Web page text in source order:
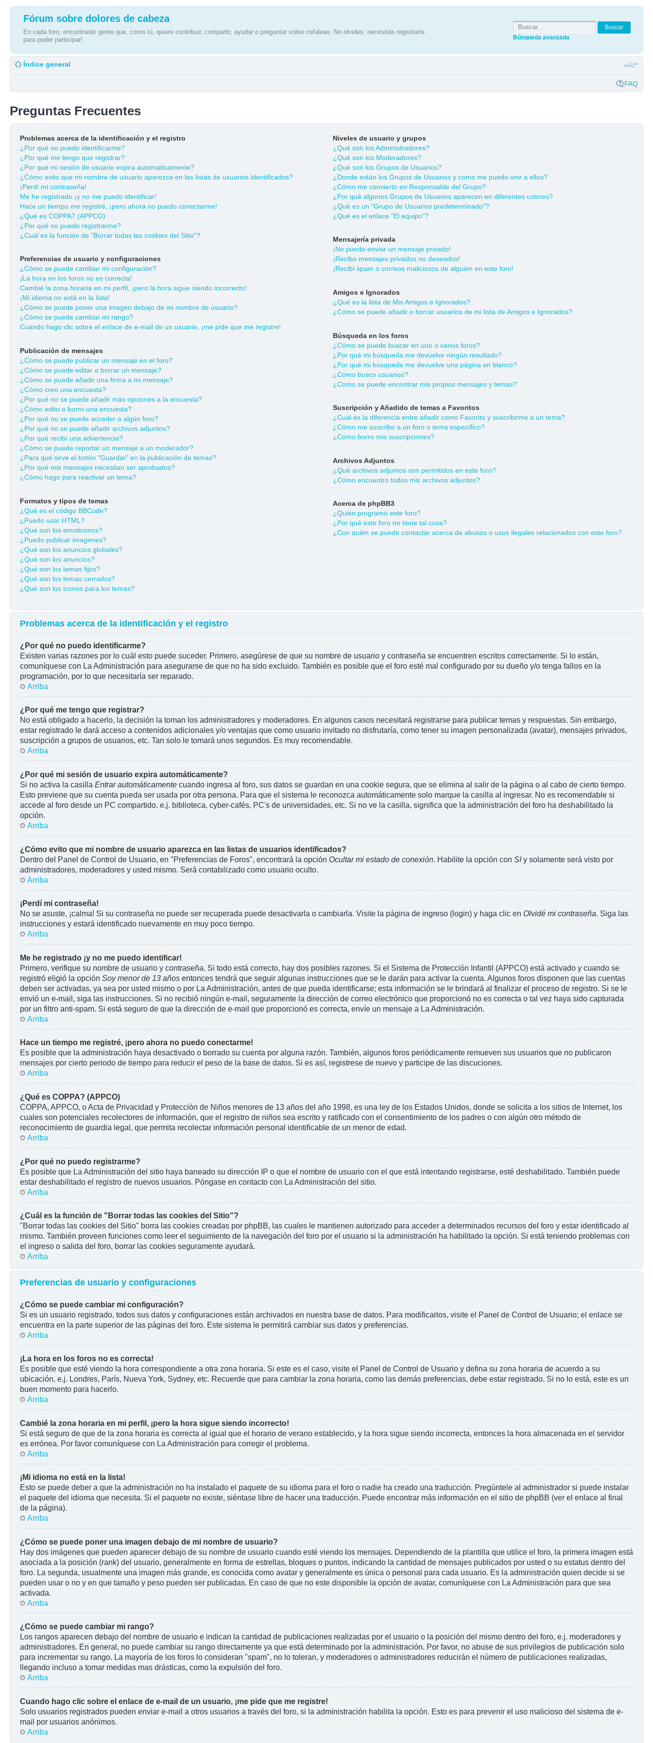
Fórum sobre dolores de cabeza
En cada foro, encontrarás gente que, como tú, quiere contribuir, compartir, ayudar o preguntar sobre cefaleas. No olvides: necesitas registrarte
para poder participar!
Búsqueda avanzada
Índice general
FAQ
Preguntas Frecuentes
Problemas acerca de la identificación y el registro
¿Por qué no puedo identificarme?
¿Por qué me tengo que registrar?
¿Por qué mi sesión de usuario expira automáticamente?
¿Cómo evito que mi nombre de usuario aparezca en las listas de usuarios identificados?
¡Perdí mi contraseña!
Me he registrado ¡y no me puedo identificar!
Hace un tiempo me registré, ¡pero ahora no puedo conectarme!
¿Qué es COPPA? (APPCO)
¿Por qué no puedo registrarme?
¿Cuál es la función de "Borrar todas las cookies del Sitio"?
Preferencias de usuario y configuraciones
¿Cómo se puede cambiar mi configuración?
¡La hora en los foros no es correcta!
Cambié la zona horaria en mi perfil, ¡pero la hora sigue siendo incorrecto!
¡Mi idioma no está en la lista!
¿Cómo se puede poner una imagen debajo de mi nombre de usuario?
¿Cómo se puede cambiar mi rango?
Cuando hago clic sobre el enlace de e-mail de un usuario, ¡me pide que me registre!
Publicación de mensajes
¿Cómo se puede publicar un mensaje en el foro?
¿Cómo se puede editar o borrar un mensaje?
¿Cómo se puede añadir una firma a mi mensaje?
¿Cómo creo una encuesta?
¿Por qué no se puede añadir más opciones a la encuesta?
¿Cómo edito o borro una encuesta?
¿Por qué no se puede acceder a algún foro?
¿Por qué no se puede añadir archivos adjuntos?
¿Por qué recibí una advertencia?
¿Cómo se puede reportar un mensaje a un moderador?
¿Para qué sirve el botón "Guardar" en la publicación de temas?
¿Por qué mis mensajes necesitan ser aprobados?
¿Cómo hago para reactivar un tema?
Formatos y tipos de temas
¿Qué es el código BBCode?
¿Puedo usar HTML?
¿Qué son los emoticonos?
¿Puedo publicar imagenes?
¿Qué son los anuncios globales?
¿Qué son los anuncios?
¿Qué son los temas fijos?
¿Qué son los temas cerrados?
¿Qué son los iconos para los temas?
Niveles de usuario y grupos
¿Qué son los Administradores?
¿Qué son los Moderadores?
¿Qué son los Grupos de Usuarios?
¿Donde están los Grupos de Usuarios y como me puedo unir a ellos?
¿Cómo me convierto en Responsable del Grupo?
¿Por qué algunos Grupos de Usuarios aparecen en diferentes colores?
¿Qué es un "Grupo de Usuarios predeterminado"?
¿Qué es el enlace "El equipo"?
Mensajería privada
¡No puedo enviar un mensaje privado!
¡Recibo mensajes privados no deseados!
¡Recibí spam o correos maliciosos de alguien en este foro!
Amigos e Ignorados
¿Qué es la lista de Mis Amigos e Ignorados?
¿Cómo se puede añadir o borrar usuarios de mi lista de Amigos e Ignorados?
Búsqueda en los foros
¿Cómo se puede buscar en uno o varios foros?
¿Por qué mi búsqueda me devuelve ningún resultado?
¿Por qué mi búsqueda me devuelve una página en blanco?
¿Cómo busco usuarios?
¿Como se puede encontrar mis propios mensajes y temas?
Suscripción y Añadido de temas a Favoritos
¿Cuál es la diferencia entre añadir como Favorito y suscribirme a un tema?
¿Cómo me suscribo a un foro o tema específico?
¿Cómo borro mis suscripciones?
Archivos Adjuntos
¿Qué archivos adjuntos son permitidos en este foro?
¿Cómo encuentro todos mis archivos adjuntos?
Acerca de phpBB3
¿Quién programó este foro?
¿Por qué este foro no tiene tal cosa?
¿Con quién se puede contactar acerca de abusos o usos ilegales relacionados con este foro?
Problemas acerca de la identificación y el registro
¿Por qué no puedo identificarme?
Existen varias razones por lo cuál esto puede suceder. Primero, asegúrese de que su nombre de usuario y contraseña se encuentren escritos correctamente. Si lo están,
comuníquese con La Administración para asegurarse de que no ha sido excluido. También es posible que el foro esté mal configurado por su dueño y/o tenga fallos en la
programación, por lo que necesitaría ser reparado.
Arriba
¿Por qué me tengo que registrar?
No está obligado a hacerlo, la decisión la toman los administradores y moderadores. En algunos casos necesitará registrarse para publicar temas y respuestas. Sin embargo,
estar registrado le dará acceso a contenidos adicionales y/o ventajas que como usuario invitado no disfrutaría, como tener su imagen personalizada (avatar), mensajes privados,
suscripción a grupos de usuarios, etc. Tan solo le tomará unos segundos. Es muy recomendable.
Arriba
¿Por qué mi sesión de usuario expira automáticamente?
Si no activa la casilla Entrar automáticamente cuando ingresa al foro, sus datos se guardan en una cookie segura, que se elimina al salir de la página o al cabo de cierto tiempo.
Esto previene que su cuenta pueda ser usada por otra persona. Para que el sistema le reconozca automáticamente solo marque la casilla al ingresar. No es recomendable si
accede al foro desde un PC compartido, e.j. biblioteca, cyber-cafés, PC's de universidades, etc. Si no ve la casilla, significa que la administración del foro ha deshabilitado la
opción.
Arriba
¿Cómo evito que mi nombre de usuario aparezca en las listas de usuarios identificados?
Dentro del Panel de Control de Usuario, en "Preferencias de Foros", encontrará la opción Ocultar mi estado de conexión. Habilite la opción con SIy solamente será visto por
administradores, moderadores y usted mismo. Será contabilizado como usuario oculto.
Arriba
¡Perdí mi contraseña!
No se asuste, ¡calma! Si su contraseña no puede ser recuperada puede desactivarla o cambiarla. Visite la página de ingreso (login) y haga clic en Olvidé mi contraseña. Siga las
instrucciones y estará identificado nuevamente en muy poco tiempo.
Arriba
Me he registrado ¡y no me puedo identificar!
Primero, verifique su nombre de usuario y contraseña. Si todo está correcto, hay dos posibles razones. Si el Sistema de Protección Infantil (APPCO) está activado y cuando se
registró eligió la opción Soy menor de 13 años entonces tendrá que seguir algunas instrucciones que se le darán para activar la cuenta. Algunos foros disponen que las cuentas
deben ser activadas, ya sea por usted mismo o por La Administración, antes de que pueda identificarse; esta información se le brindará al finalizar el proceso de registro. Si se le
envió un e-mail, siga las instrucciones. Si no recibió ningún e-mail, seguramente la dirección de correo electrónico que proporcionó no es correcta o tal vez haya sido capturada
por un filtro anti-spam. Si está seguro de que la dirección de e-mail que proporcionó es correcta, envíe un mensaje a La Administración.
Arriba
Hace un tiempo me registré, ¡pero ahora no puedo conectarme!
Es posible que la administración haya desactivado o borrado su cuenta por alguna razón. También, algunos foros periódicamente remueven sus usuarios que no publicaron
mensajes por cierto periodo de tiempo para reducir el peso de la base de datos. Si es así, registrese de nuevo y participe de las discuciones.
Arriba
¿Qué es COPPA? (APPCO)
COPPA, APPCO, o Acta de Privacidad y Protección de Niños menores de 13 años del año 1998, es una ley de los Estados Unidos, donde se solicita a los sitios de Internet, los
cuales son potenciales recolectores de información, que el registro de niños sea escrito y ratificado con el consentimiento de los padres o con algún otro método de
reconocimiento de guardia legal, que permita recolectar información personal identificable de un menor de edad.
Arriba
¿Por qué no puedo registrarme?
Es posible que La Administración del sitio haya baneado su dirección IP o que el nombre de usuario con el que está intentando registrarse, esté deshabilitado. También puede
estar deshabilitado el registro de nuevos usuarios. Póngase en contacto con La Administración del sitio.
Arriba
¿Cuál es la función de "Borrar todas las cookies del Sitio"?
"Borrar todas las cookies del Sitio" borra las cookies creadas por phpBB, las cuales le mantienen autorizado para acceder a determinados recursos del foro y estar identificado al
mismo. También proveen funciones como leer el seguimiento de la navegación del foro por el usuario si la administración ha habilitado la opción. Si está teniendo problemas con
el ingreso o salida del foro, borrar las cookies seguramente ayudará.
Arriba
Preferencias de usuario y configuraciones
¿Cómo se puede cambiar mi configuración?
Si es un usuario registrado, todos sus datos y configuraciones están archivados en nuestra base de datos. Para modificarlos, visite el Panel de Control de Usuario; el enlace se
encuentra en la parte superior de las páginas del foro. Este sistema le permitirá cambiar sus datos y preferencias.
Arriba
¡La hora en los foros no es correcta!
Es posible que esté viendo la hora correspondiente a otra zona horaria. Si este es el caso, visite el Panel de Control de Usuario y defina su zona horaria de acuerdo a su
ubicación, e.j. Londres, París, Nueva York, Sydney, etc. Recuerde que para cambiar la zona horaria, como las demás preferencias, debe estar registrado. Si no lo está, este es un
buen momento para hacerlo.
Arriba
Cambié la zona horaria en mi perfil, ¡pero la hora sigue siendo incorrecto!
Si está seguro de que de la zona horaria es correcta al igual que el horario de verano establecido, y la hora sigue siendo incorrecta, entonces la hora almacenada en el servidor
es errónea. Por favor comuníquese con La Administración para corregir el problema.
Arriba
¡Mi idioma no está en la lista!
Esto se puede deber a que la administración no ha instalado el paquete de su idioma para el foro o nadie ha creado una traducción. Pregúntele al administrador si puede instalar
el paquete del idioma que necesita. Si el paquete no existe, siéntase libre de hacer una traducción. Puede encontrar más información en el sitio de phpBB (ver el enlace al final
de la página).
Arriba
¿Cómo se puede poner una imagen debajo de mi nombre de usuario?
Hay dos imágenes que pueden aparecer debajo de su nombre de usuario cuando esté viendo los mensajes. Dependiendo de la plantilla que utilice el foro, la primera imagen está
asociada a la posición (rank) del usuario, generalmente en forma de estrellas, bloques o puntos, indicando la cantidad de mensajes publicados por usted o su estatus dentro del
foro. La segunda, usualmente una imagen más grande, es conocida como avatar y generalmente es única o personal para cada usuario. Es la administración quien decide si se
pueden usar o no y en que tamaño y peso pueden ser publicadas. En caso de que no este disponible la opción de avatar, comuníquese con La Administración para que sea
activada.
Arriba
¿Cómo se puede cambiar mi rango?
Los rangos aparecen debajo del nombre de usuario e indican la cantidad de publicaciones realizadas por el usuario o la posición del mismo dentro del foro, e.j. moderadores y
administradores. En general, no puede cambiar su rango directamente ya que está determinado por la administración. Por favor, no abuse de sus privilegios de publicación solo
para incrementar su rango. La mayoría de los foros lo consideran "spam", no lo toleran, y moderadores o administradores reducirán el número de publicaciones realizadas,
llegando incluso a tomar medidas mas drásticas, como la expulsión del foro.
Arriba
Cuando hago clic sobre el enlace de e-mail de un usuario, ¡me pide que me registre!
Solo usuarios registrados pueden enviar e-mail a otros usuarios a través del foro, si la administración habilita la opción. Esto es para prevenir el uso malicioso del sistema de e-
mail por usuarios anónimos.
Arriba